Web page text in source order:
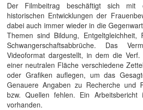
Der Filmbeitrag beschäftigt sich mit
historischen Entwicklungen der
dabei auch immer wieder in die
Themen sind Bildung, Entgeltgleichheit,
Schwangerschaftsabbrüche. Das
Videoformat dargestellt, in dem die
einer neutralen Fläche verschiedene
oder Grafiken auflegen, um das
Genauere Angaben zu Recherche und
bzw. Quellen fehlen. Ein Arbeitsbericht
vorhanden.